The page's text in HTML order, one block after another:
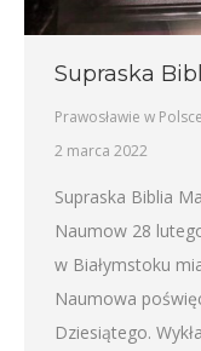
Supraska
Prawosławie w Polsce
2 marca 2022
Supraska Biblia
Naumow 28
w Białymstoku
Naumowa
Dziesiątego.